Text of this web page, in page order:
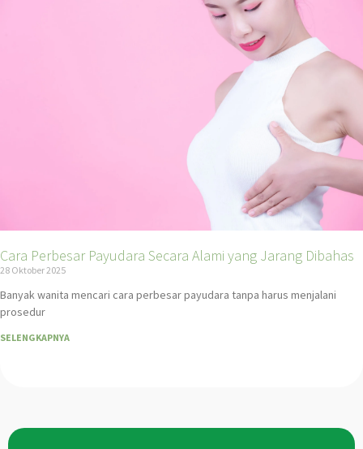
Cara Perbesar Payudara Secara Alami yang Jarang Dibahas
28 Oktober 2025
Banyak wanita mencari cara perbesar payudara tanpa harus menjalani
prosedur
SELENGKAPNYA